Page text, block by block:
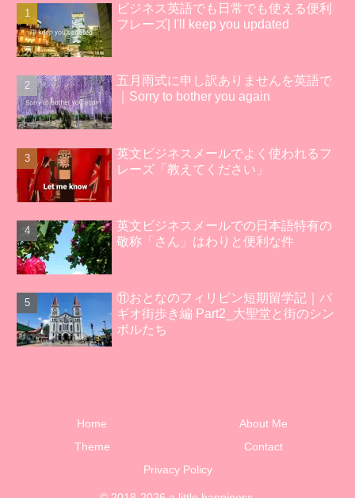
ビジネス英語でも日常でも使える便利
フレーズ| I'll keep you updated
五月雨式に申し訳ありませんを英語で
｜Sorry to bother you again
英文ビジネスメールでよく使われるフ
レーズ「教えてください」
英文ビジネスメールでの日本語特有の
敬称「さん」はわりと便利な件
⑪おとなのフィリピン短期留学記｜バ
ギオ街歩き編 Part2_大聖堂と街のシン
ボルたち
Home
About Me
Theme
Contact
Privacy Policy